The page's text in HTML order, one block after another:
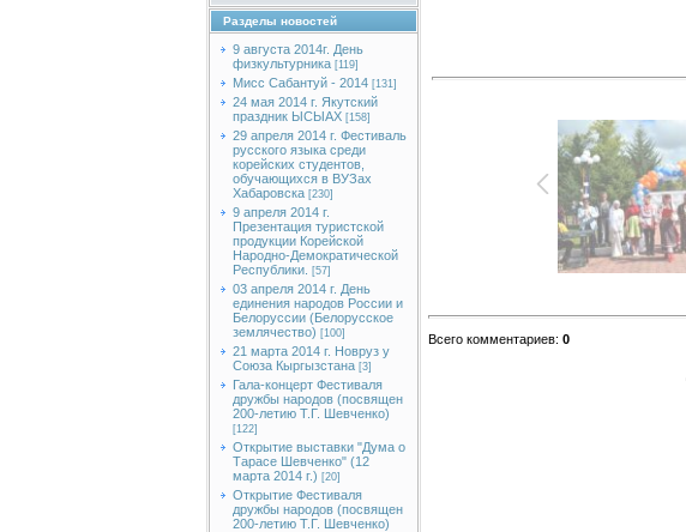
Разделы новостей
9 августа 2014г. День
физкультурника [119]
Мисс Сабантуй - 2014 [131]
24 мая 2014 г. Якутский
праздник ЫСЫАХ [158]
29 апреля 2014 г. Фестиваль
русского языка среди
корейских студентов,
обучающихся в ВУЗах
Хабаровска [230]
9 апреля 2014 г.
Презентация туристской
продукции Корейской
Народно-Демократической
Республики.
[57]
03 апреля 2014 г. День
единения народов России и
Белоруссии (Белорусское
землячество) [100]
21 марта 2014 г. Новруз у
Союза Кыргызстана [3]
Гала-концерт Фестиваля
дружбы народов (посвящен
200-летию Т.Г. Шевченко)
[122]
Открытие выставки "Дума о
Тарасе Шевченко" (12
марта 2014 г.) [20]
Открытие Фестиваля
дружбы народов (посвящен
200-летию Т.Г. Шевченко)
Всего комментариев: 0